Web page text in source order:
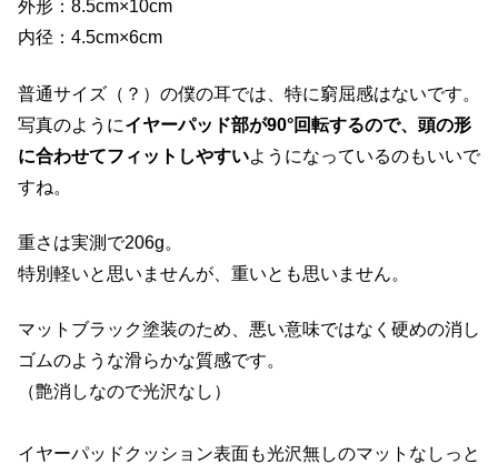
外形：8.5cm×10cm
内径：4.5cm×6cm
普通サイズ（？）の僕の耳では、特に窮屈感はないです。
写真のようにイヤーパッド部が90°回転するので、頭の形
に合わせてフィットしやすいようになっているのもいいで
すね。
重さは実測で206g。
特別軽いと思いませんが、重いとも思いません。
マットブラック塗装のため、悪い意味ではなく硬めの消し
ゴムのような滑らかな質感です。
（艶消しなので光沢なし）
イヤーパッドクッション表面も光沢無しのマットなしっと